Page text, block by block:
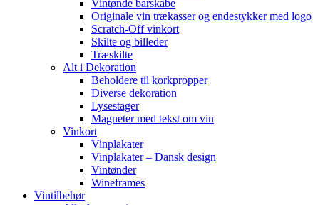
Vintønde barskabe
Originale vin trækasser og endestykker med logo
Scratch-Off vinkort
Skilte og billeder
Træskilte
Alt i Dekoration
Beholdere til korkpropper
Diverse dekoration
Lysestager
Magneter med tekst om vin
Vinkort
Vinplakater
Vinplakater – Dansk design
Vintønder
Wineframes
Vintilbehør